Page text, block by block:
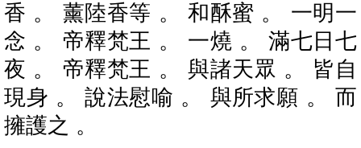
香 。 薰陸香等 。 和酥蜜 。 一明一
念 。 帝釋梵王 。 一燒 。 滿七日七
夜 。 帝釋梵王 。 與諸天眾 。 皆自
現身 。 說法慰喻 。 與所求願 。 而
擁護之 。